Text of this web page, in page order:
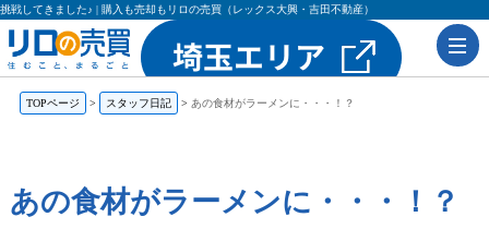
挑戦してきました♪ | 購入も売却もリロの売買（レックス大興・吉田不動産）
TOPページ スタッフ日記 あの食材がラーメンに・・・！？
あの食材がラーメンに・・・！？